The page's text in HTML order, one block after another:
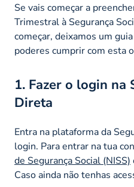
Se vais começar a
Trimestral à Segurança
começar, deixamos um
poderes cumprir com esta
1. Fazer o login na
Direta
Entra na plataforma da
login. Para entrar na tua
de Segurança Social (NISS)
Caso ainda não tenhas